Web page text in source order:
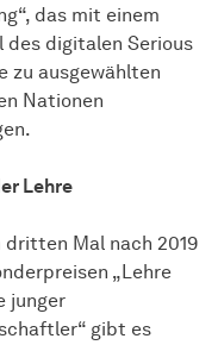
das mit einem
des digitalen Serious
zu ausgewählten
Nationen
Lehre
dritten Mal nach 2019
„Lehre
junger
gibt es